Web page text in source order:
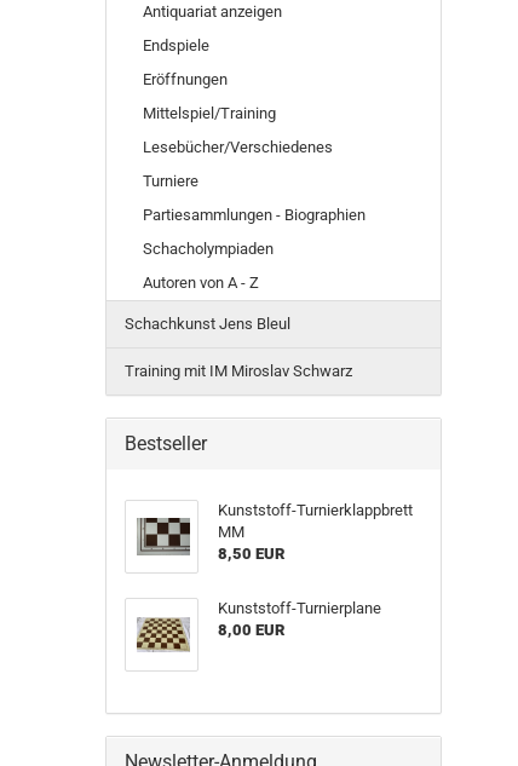
Antiquariat anzeigen
Endspiele
Eröffnungen
Mittelspiel/Training
Lesebücher/Verschiedenes
Turniere
Partiesammlungen - Biographien
Schacholympiaden
Autoren von A - Z
Schachkunst Jens Bleul
Training mit IM Miroslav Schwarz
Bestseller
Kunststoff-Turnierklappbrett
MM
8,50 EUR
Kunststoff-Turnierplane
8,00 EUR